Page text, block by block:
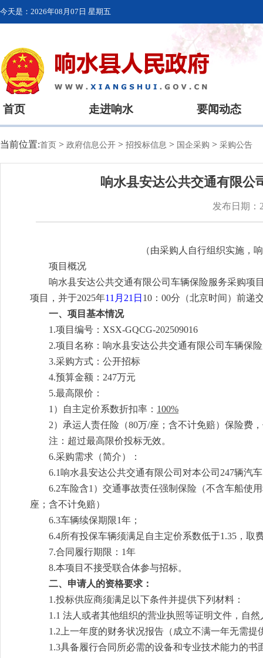
今天是： 2026年08月07日 星期五
首页 走进响水 要闻动态
当前位置:首页 > 政府信息公开 > 招投标信息 > 国企采购 > 采购公告
响水县安达公共交通有限公
发布日期：
（由采购人自行组织实施，
项目概况
响水县安达公共交通有限公司 车辆保险服务采购项
项目，并于2025年11 月 21 日 10：00分（北京时间）前递
一、项目基本情况
1.项目编号： XSX-GQCG-202509016
2.项目名称： 响水县安达公共交通有限公司 车辆保
3.采购方式： 公开招标
4.预算金额： 247万元
5.最高限价：
1）
自主定价系数折扣率： 100%
2）承运人责任险 （80万/座； 含不计免赔） 保险费
注： 超过最高限价投标无效。
6.采购需求（简介）：
6.1 响水县安达公共交通有限公司 对本公司247辆汽
6.2车险含1） 交通事故责任强制保险（不含车船使
座； 含不计免赔）
6.3车辆续保期限1年；
6.4所有投保车辆须满足自主定价系数低于1.35，取
7.合同履行期限： 1年
8.本项目 不接受联合体参与招标。
二、申请人的资格要求：
1.投标供应商须满足 以下条件并提供下列材料：
1.1 法人或者其他组织的营业执照等证明文件，自
1.2上一年度的财务状况报告 （成立不满一年无需提
1.3具备履行合同所必需的设备和专业技术能力的书